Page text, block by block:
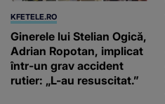
KFETELE.RO
Ginerele lui Stelian Ogică,
Adrian Ropotan, implicat
într-un grav accident
rutier: „L-au resuscitat.”